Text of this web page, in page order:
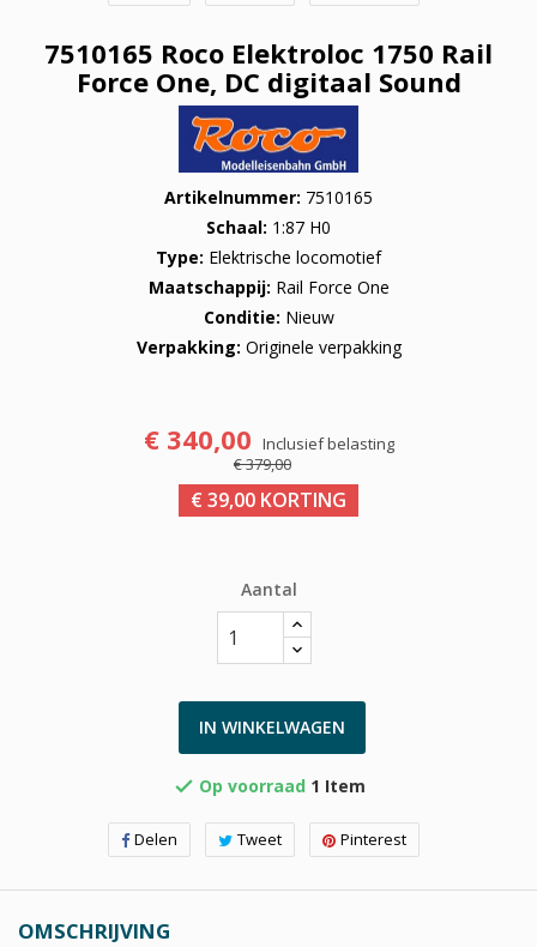
7510165 Roco Elektroloc 1750 Rail
Force One, DC digitaal Sound
Artikelnummer 7510165
Schaal 1:87 H0
Type Elektrische locomotief
Maatschappij Rail Force One
Conditie Nieuw
Verpakking Originele verpakking
€ 340,00 Inclusief belasting
€ 379,00
€ 39,00 KORTING
Aantal
IN WINKELWAGEN
 Op voorraad 1 Item
Delen Tweet Pinterest
OMSCHRIJVING